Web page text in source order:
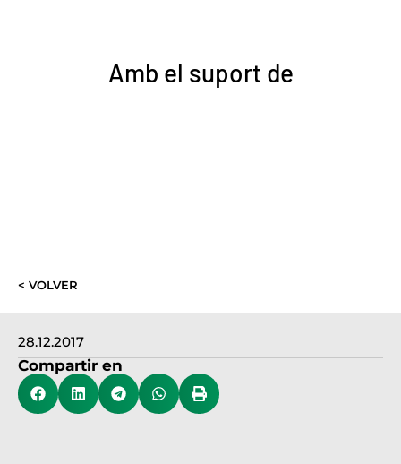
28.12.2017
Compartir en
Amb el suport de
< VOLVER